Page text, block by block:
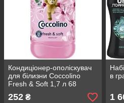
Кондиціонер-ополіскувач
для білизни Coccolino
Fresh & Soft 1,7 л 68
цикли прання
252 ₴
в
1